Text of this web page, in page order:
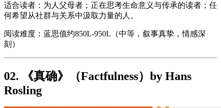
适合读者：为人父母者；正在思考生命意义与传承的读者；任
何希望从社群与关系中汲取力量的人。
阅读难度：蓝思值约850L-950L（中等，叙事真挚，情感深
刻）
02. 《真确》（Factfulness）by Hans
Rosling